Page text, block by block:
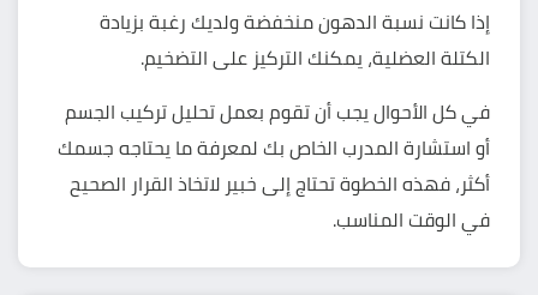
إذا كانت نسبة الدهون منخفضة ولديك رغبة بزيادة
الكتلة العضلية، يمكنك التركيز على التضخيم.
في كل الأحوال يجب أن تقوم بعمل تحليل تركيب الجسم
أو استشارة المدرب الخاص بك لمعرفة ما يحتاجه جسمك
أكثر، فهذه الخطوة تحتاج إلى خبير لاتخاذ القرار الصحيح
في الوقت المناسب.